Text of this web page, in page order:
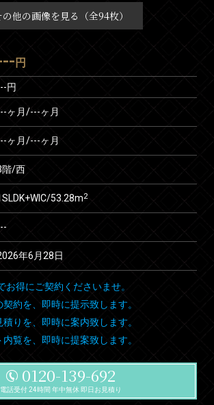
の他の画像を見る（全94枚）
円
円
ヶ月/---ヶ月
ヶ月/---ヶ月
階/西
53.28m2
年6月28日
お得にご契約くださいませ。
約を、即時に提示致します。
りを、即時に案内致します。
覧を、即時に提案致します。
0120-139-692
電話受付 24時間 年中無休 即日お見積り